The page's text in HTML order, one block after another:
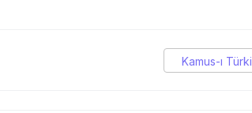
Kamus-ı Türki